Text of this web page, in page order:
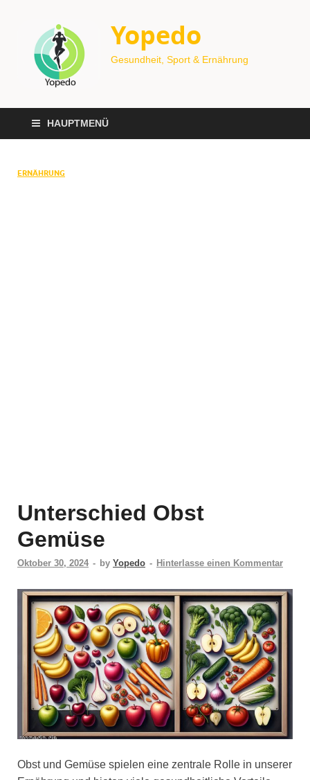
Yopedo
Gesundheit, Sport & Ernährung
HAUPTMENÜ
ERNÄHRUNG
Unterschied Obst
Gemüse
Oktober 30, 2024 - by Yopedo - Hinterlasse einen Kommentar
Obst und Gemüse spielen eine zentrale Rolle in unserer